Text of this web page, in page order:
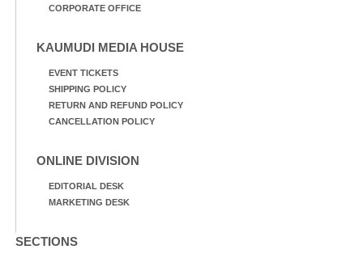
CORPORATE OFFICE
KAUMUDI MEDIA HOUSE
EVENT TICKETS
SHIPPING POLICY
RETURN AND REFUND POLICY
CANCELLATION POLICY
ONLINE DIVISION
EDITORIAL DESK
MARKETING DESK
SECTIONS